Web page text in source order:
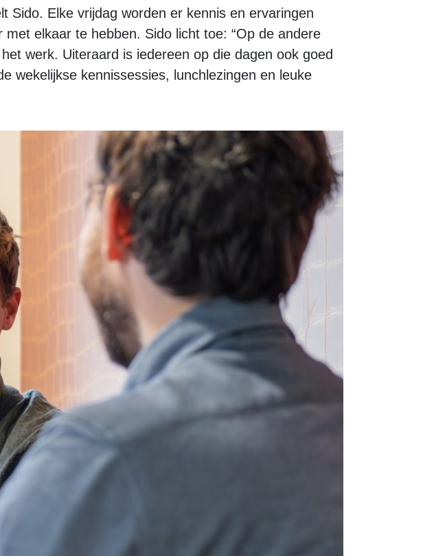
Sido. Elke vrijdag worden er kennis en ervaringen
elkaar te hebben. Sido licht toe: “Op de andere
werk. Uiteraard is iedereen op die dagen ook goed
wekelijkse kennissessies, lunchlezingen en leuke